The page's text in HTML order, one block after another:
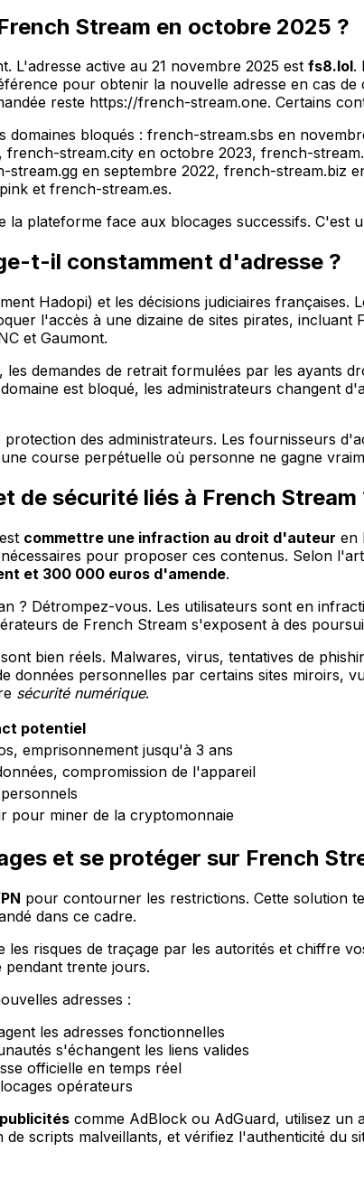
Stream en octobre 2025 ?
L'adresse active au 21 novembre 2025 est fs8.lol.
pour obtenir la nouvelle adresse en cas
reste https://french-stream.one. Certains
domaines bloqués : french-stream.sbs en
stream.city en octobre 2023, french-
en septembre 2022, french-stream.biz
et french-stream.es.
la plateforme face aux blocages successifs. C'est
t-il constamment d'adresse ?
Hadopi) et les décisions judiciaires françaises.
l'accès à une dizaine de sites pirates,
et Gaumont.
les demandes de retrait formulées par les ayants
est bloqué, les administrateurs changent
des administrateurs. Les fournisseurs
course perpétuelle où personne ne gagne
de sécurité liés à French Stream
commettre une infraction au droit d'auteur en
pour proposer ces contenus. Selon
et 300 000 euros d'amende.
? Détrompez-vous. Les utilisateurs sont en
de French Stream s'exposent à des
sont bien réels. Malwares, virus, tentatives de
données personnelles par certains sites miroirs,
sécurité numérique.
potentiel
emprisonnement jusqu'à 3 ans
compromission de l'appareil
pour miner de la cryptomonnaie
et se protéger sur French
pour contourner les restrictions. Cette solution
dans ce cadre.
les risques de traçage par les autorités et chiffre
pendant trente jours.
adresses :
les adresses fonctionnelles
s'échangent les liens valides
officielle en temps réel
opérateurs
comme AdBlock ou AdGuard, utilisez un
scripts malveillants, et vérifiez l'authenticité du